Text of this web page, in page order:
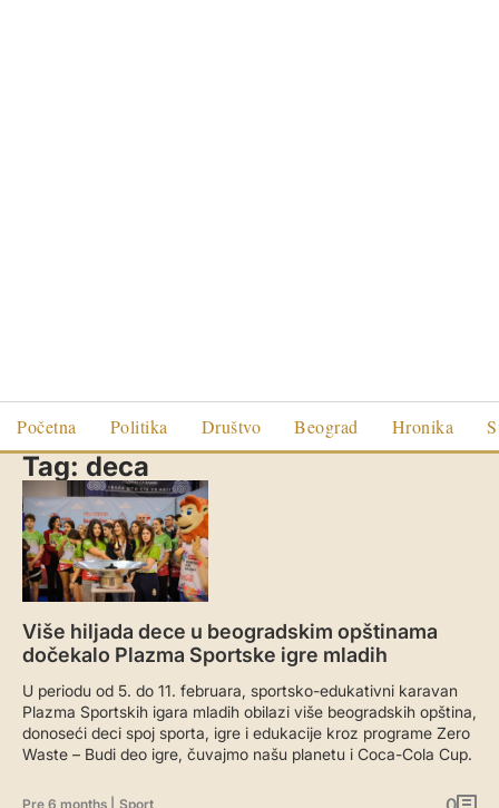
Početna Politika Društvo Beograd Hronika
Tag: deca
Više hiljada dece u beogradskim opštinama
dočekalo Plazma Sportske igre mladih
U periodu od 5. do 11. februara, sportsko-edukativni karavan
Plazma Sportskih igara mladih obilazi više beogradskih opština,
donoseći deci spoj sporta, igre i edukacije kroz programe Zero
Waste – Budi deo igre, čuvajmo našu planetu i Coca-Cola Cup.
Pre 6 months Sport